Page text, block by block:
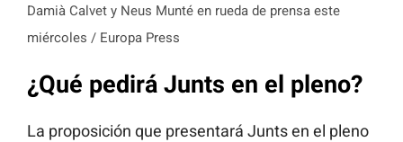
Damià Calvet y Neus Munté en rueda de prensa este
miércoles / Europa Press
¿Qué pedirá Junts en el pleno?
La proposición que presentará Junts en el pleno